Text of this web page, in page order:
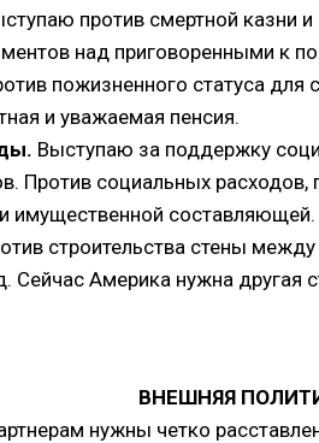
против смертной казни
над приговоренными к
пожизненного статуса
и уважаемая пенсия.
Выступаю за поддержку
Против социальных
имущественной составляющей.
строительства стены
Сейчас Америка нужна другая
ВНЕШНЯЯ
нужны четко